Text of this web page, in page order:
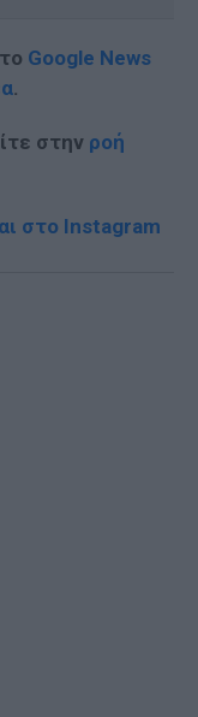
Google News
.
στην ροή
στο Instagram